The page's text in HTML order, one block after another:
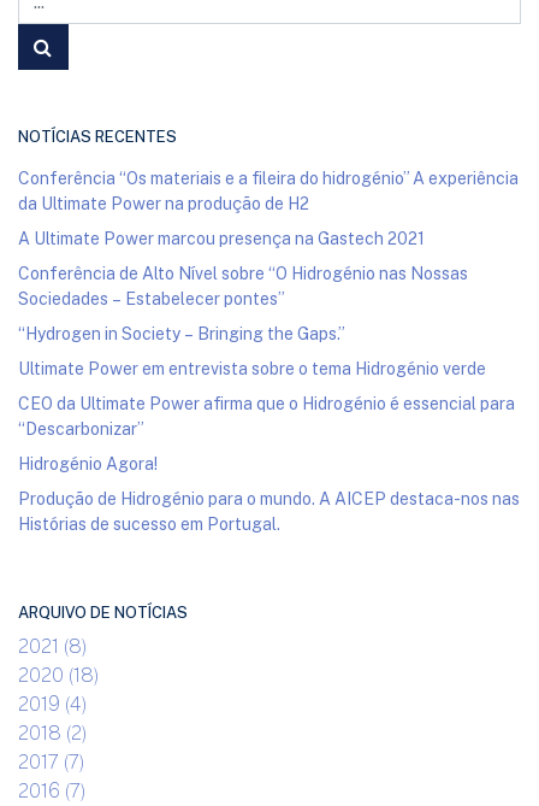
NOTÍCIAS RECENTES
Conferência “Os materiais e a fileira do hidrogénio” A experiência
da Ultimate Power na produção de H2
A Ultimate Power marcou presença na Gastech 2021
Conferência de Alto Nível sobre “O Hidrogénio nas Nossas
Sociedades – Estabelecer pontes”
“Hydrogen in Society – Bringing the Gaps.”
Ultimate Power em entrevista sobre o tema Hidrogénio verde
CEO da Ultimate Power afirma que o Hidrogénio é essencial para
“Descarbonizar”
Hidrogénio Agora!
Produção de Hidrogénio para o mundo. A AICEP destaca-nos nas
Histórias de sucesso em Portugal.
ARQUIVO DE NOTÍCIAS
2021 (8)
2020 (18)
2019 (4)
2018 (2)
2017 (7)
2016 (7)